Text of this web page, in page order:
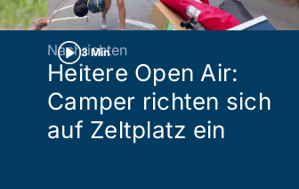
3 Min
Nachrichten
Heitere Open Air:
Camper richten sich
auf Zeltplatz ein